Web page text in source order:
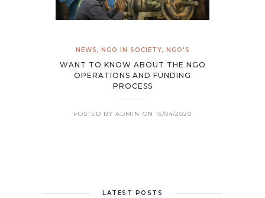
NEWS, NGO IN SOCIETY, NGO'S
WANT TO KNOW ABOUT THE NGO
OPERATIONS AND FUNDING
PROCESS
POSTED BY ADMIN ON 15/04/2020
LATEST POSTS